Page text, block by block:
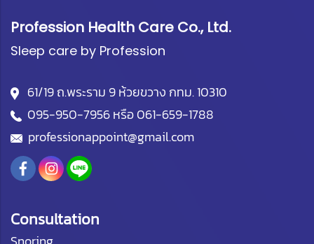
Profession Health Care Co., Ltd.
Sleep care by Profession
61/19 ถ.พระราม 9 ห้วยขวาง กทม. 10310
095-950-7956หรือ061-659-1788
professionappoint@gmail.com
Consultation